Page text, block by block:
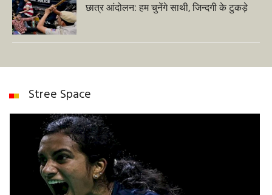
छात्र आंदोलन: हम चुनेंगे साथी, जिन्दगी के टुकड़े
Stree Space